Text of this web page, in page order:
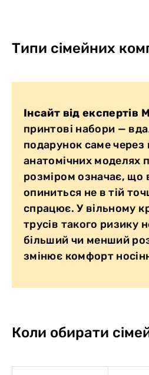
Типи сімейних
Інсайт від експертів
принтові набори —
подарунок саме через
анатомічних моделях
розміром означає, що
опиниться не в тій
спрацює. У вільному
трусів такого ризику
більший чи менший
змінює комфорт
Коли обирати